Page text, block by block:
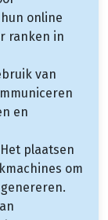
online
ranken in
van
en
Het plaatsen
om